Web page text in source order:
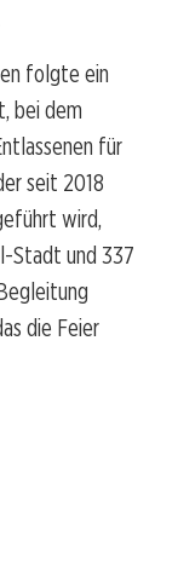
folgte ein
bei dem
für
seit 2018
wird,
Stadt und 337
die Feier